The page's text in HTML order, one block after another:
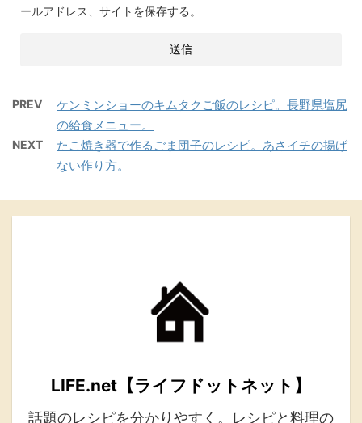
ールアドレス、サイトを保存する。
PREV
ケンミンショーのキムタクご飯のレシピ。長野県塩尻
の給食メニュー。
NEXT
たこ焼き器で作るごま団子のレシピ。あさイチの揚げ
ない作り方。
LIFE.net【ライフドットネット】
話題のレシピを分かりやすく。レシピと料理の